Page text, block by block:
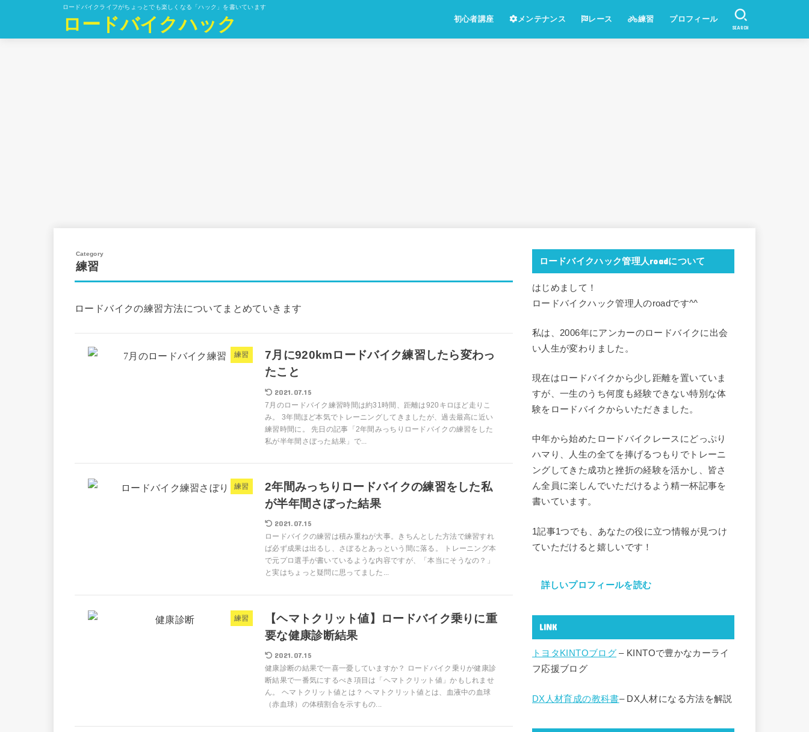
ロードバイクライフがちょっとでも楽しくなる「ハック」を書いています
ロードバイクハック 初心者講座 メンテナンス レース 練習 プロフィール
SEARCH
練習
ロードバイクの練習方法についてまとめていきます
練習
7月に920kmロードバイク練習したら変わっ
たこと
2021.07.15
7月のロードバイク練習時間は約31時間、距離は920キロほど走りこ
み。 3年間ほど本気でトレーニングしてきましたが、過去最高に近い
練習時間に。 先日の記事「2年間みっちりロードバイクの練習をした
私が半年間さぼった結果」で...
練習
2年間みっちりロードバイクの練習をした私
が半年間さぼった結果
2021.07.15
ロードバイクの練習は積み重ねが大事。きちんとした方法で練習すれ
ば必ず成果は出るし、さぼるとあっという間に落る。 トレーニング本
で元プロ選手が書いているような内容ですが、「本当にそうなの？」
と実はちょっと疑問に思ってました...
練習
【ヘマトクリット値】ロードバイク乗りに重
要な健康診断結果
2021.07.15
健康診断の結果で一喜一憂していますか？ ロードバイク乗りが健康診
断結果で一番気にするべき項目は「ヘマトクリット値」かもしれませ
ん。 ヘマトクリット値とは？ ヘマトクリット値とは、血液中の血球
（赤血球）の体積割合を示すもの...
ロードバイクハック管理人roadについて
はじめまして！
ロードバイクハック管理人のroadです^^
私は、2006年にアンカーのロードバイクに出会
い人生が変わりました。
現在はロードバイクから少し距離を置いていま
すが、一生のうち何度も経験できない特別な体
験をロードバイクからいただきました。
中年から始めたロードバイクレースにどっぷり
ハマり、人生の全てを捧げるつもりでトレーニ
ングしてきた成功と挫折の経験を活かし、皆さ
ん全員に楽しんでいただけるよう精一杯記事を
書いています。
1記事1つでも、あなたの役に立つ情報が見つけ
ていただけると嬉しいです！
詳しいプロフィールを読む
LINK
トヨタKINTOブログ – KINTOで豊かなカーライ
フ応援ブログ
DX人材育成の教科書– DX人材になる方法を解説